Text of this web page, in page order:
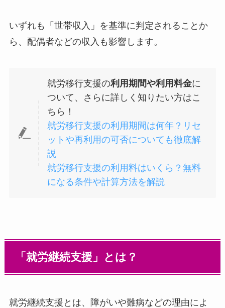
いずれも「世帯収入」を基準に判定されることか
ら、配偶者などの収入も影響します。
就労移行支援の利用期間や利用料金に
ついて、さらに詳しく知りたい方はこ
ちら！
就労移行支援の利用期間は何年？リセ
ットや再利用の可否についても徹底解
説
就労移行支援の利用料はいくら？無料
になる条件や計算方法を解説
「就労継続支援」とは？
就労継続支援とは、障がいや難病などの理由によ